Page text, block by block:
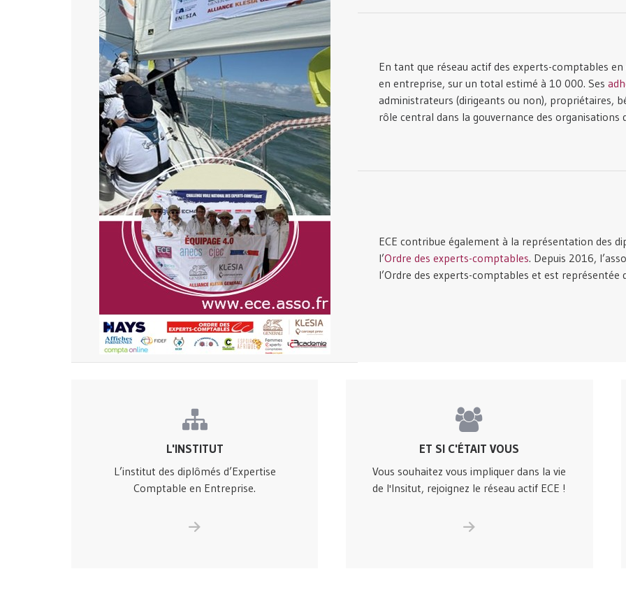
En tant que réseau actif des experts-comptables
en entreprise, sur un total estimé à 10 000. Ses
administrateurs (dirigeants ou non), propriétaires,
rôle central dans la gouvernance des organisations
ECE contribue également à la représentation des
l’Ordre des experts-comptables. Depuis 2016,
l’Ordre des experts-comptables et est représentée
L'INSTITUT
L’institut des diplômés d’Expertise
Comptable en Entreprise.
ET SI C'ÉTAIT VOUS
Vous souhaitez vous impliquer dans la vie
de l'Insitut, rejoignez le réseau actif ECE !